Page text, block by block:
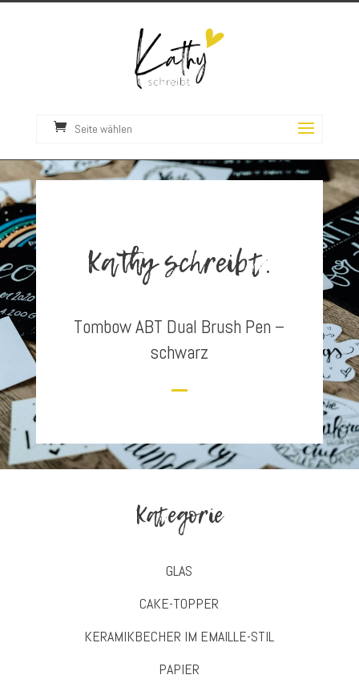
Seite wählen
Kathy schreibt.
Tombow ABT Dual Brush Pen –
schwarz
Kategorie
GLAS
CAKE-TOPPER
KERAMIKBECHER IM EMAILLE-STIL
PAPIER